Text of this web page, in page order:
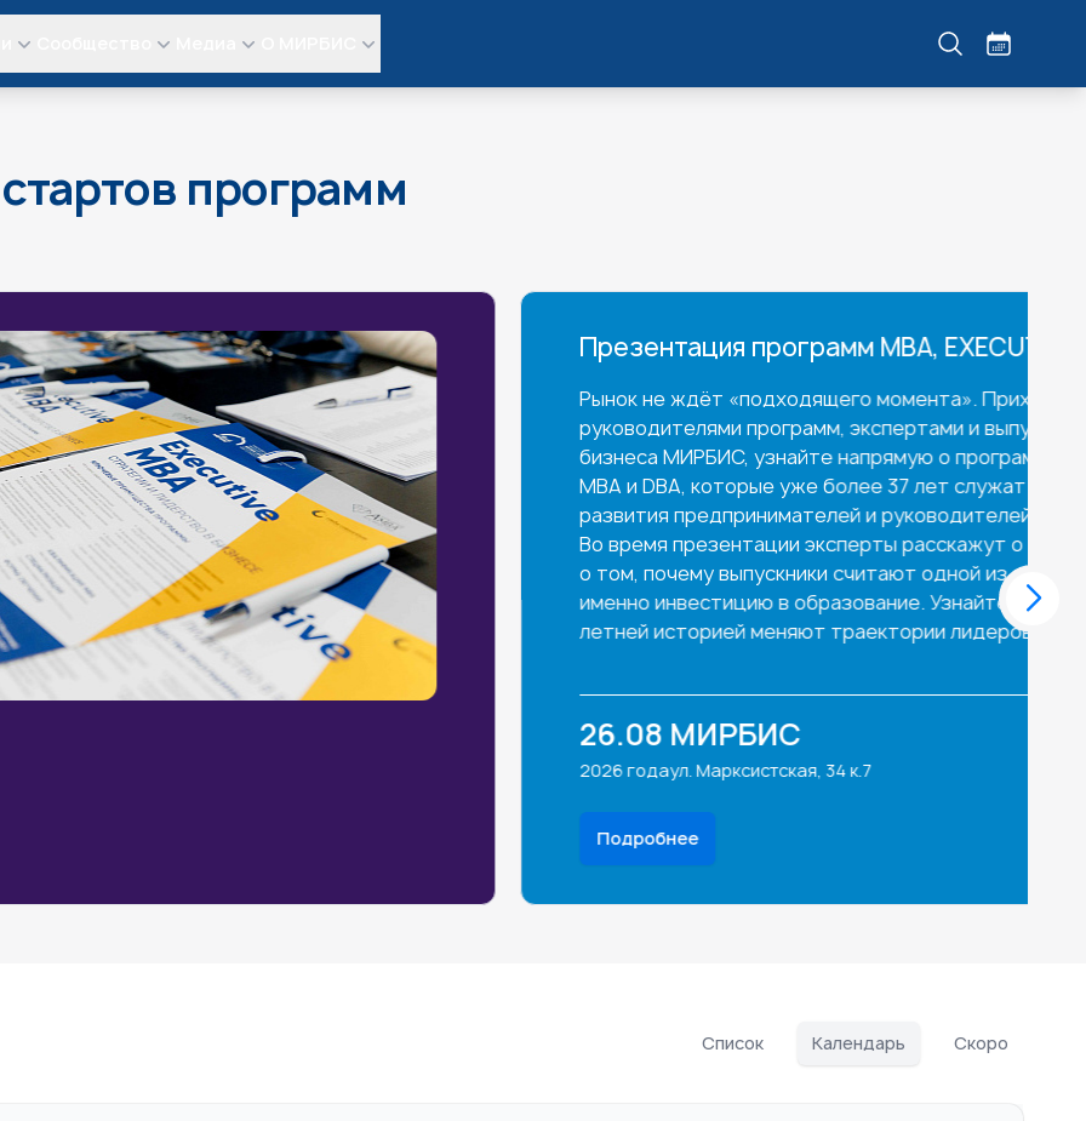
программ
Эксперты курса: руководители, коучи и консультанты с
международным опытом
MBA & DBA
на встречу с
Школы
MBA, Executive
фундаментом для
реального бизнеса.
о структуре программ,
лучших инвестиций
как программы с 37-
Список Календарь Скоро